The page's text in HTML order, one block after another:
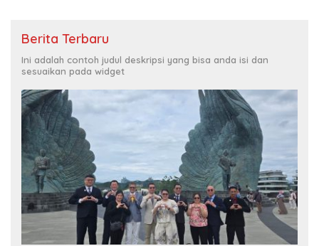
Berita Terbaru
Ini adalah contoh judul deskripsi yang bisa anda isi dan
sesuaikan pada widget